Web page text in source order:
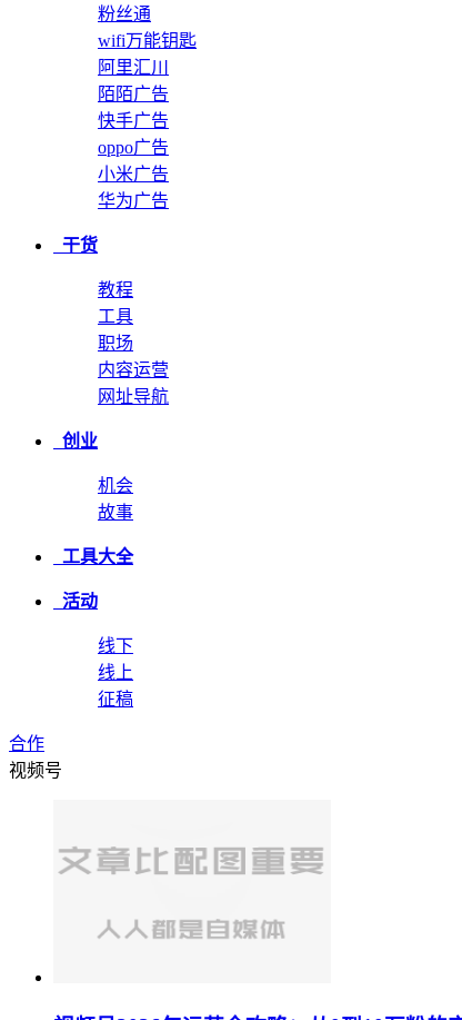
粉丝通
wifi万能钥匙
阿里汇川
陌陌广告
快手广告
oppo广告
小米广告
华为广告
干货
教程
工具
职场
内容运营
网址导航
创业
机会
故事
工具大全
活动
线下
线上
征稿
合作
视频号